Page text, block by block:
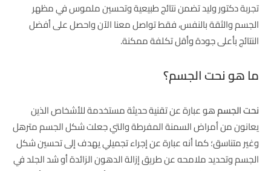
تجربة دكتور وليد تضمن نتائج طبيعية وتحسين ملموس في مظهر
الجسم والثقة بالنفس، فقط تواصل معنا الآن واحصل على أفضل
النتائج بأعلى جودة وأقل تكلفة ممكنة.
ما هو نحت الجسم؟
نحت الجسمهو عبارة عن تقنية حديثة مستخدمة للأشخاص الذين
يعانون من أمراض السمنة المفرطة والتي جعلت شكل الجسم مترهل
وغير متناسق؛ كما أنه عبارة عن إجراء تجميلي يهدف إلى تحسين شكل
الجسم وتحديد ملامحه عن طريق إزالة الدهون الزائدة أو شد الجلد في